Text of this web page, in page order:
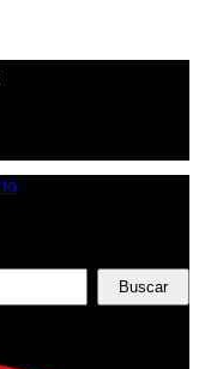
Buscar